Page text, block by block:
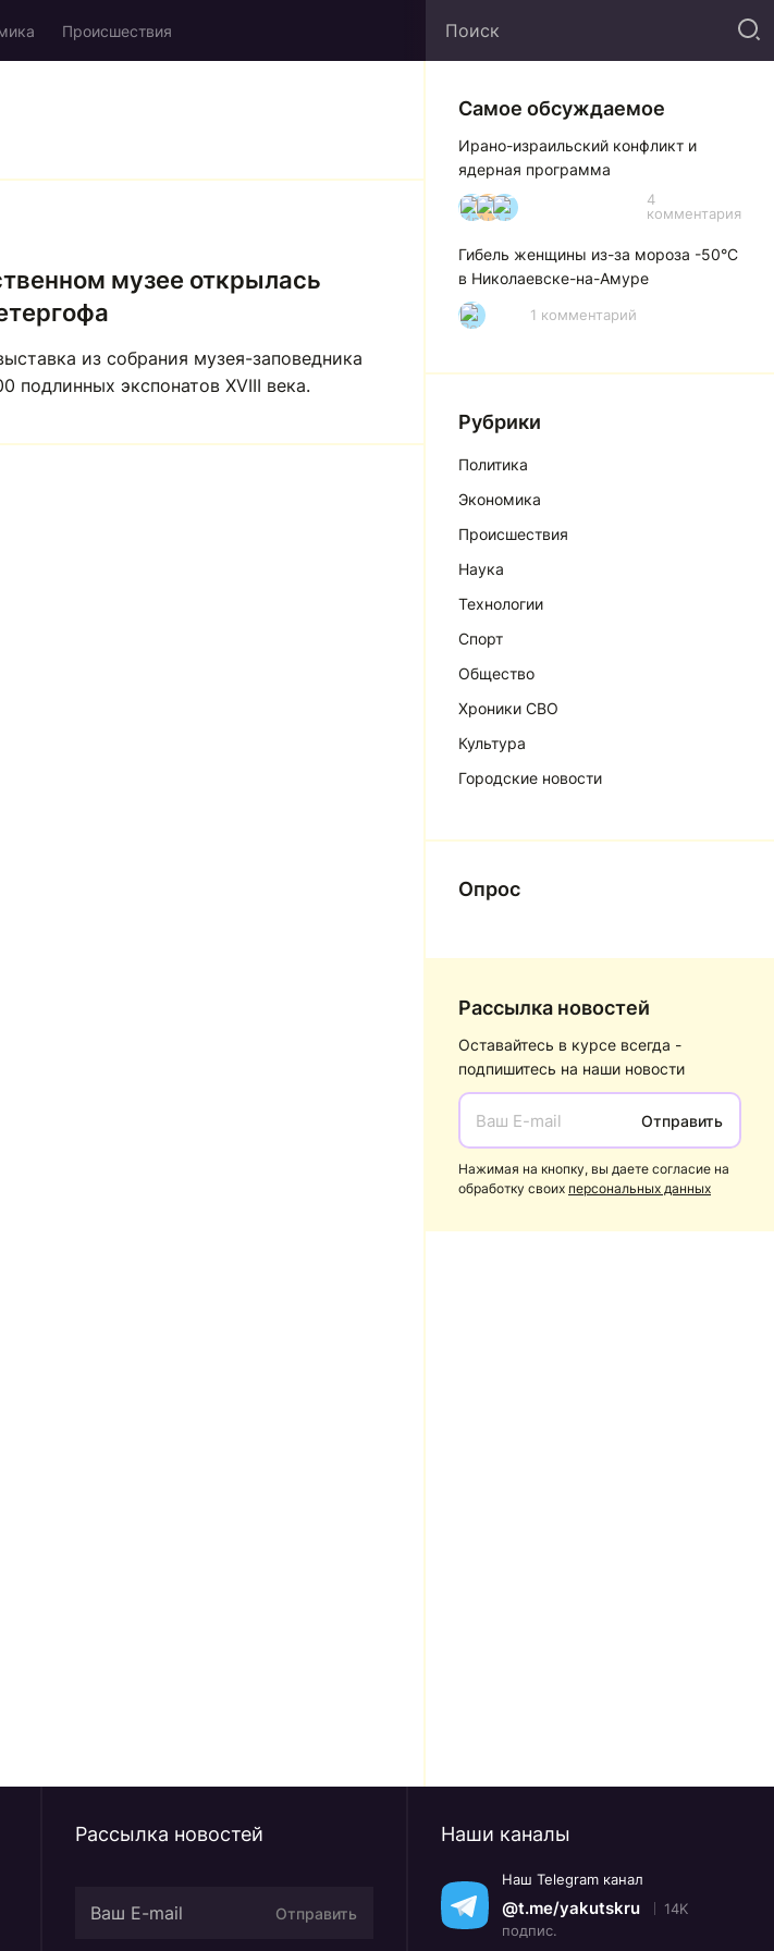
Происшествия
музее открылась
из собрания музея-заповедника
подлинных экспонатов XVIII века.
Самое обсуждаемое
Ирано-израильский конфликт и
ядерная программа
И А А
4
комментария
Гибель женщины из-за мороза -50°C
в Николаевске-на-Амуре
Р 1 комментарий
Рубрики
Политика
Экономика
Происшествия
Наука
Технологии
Спорт
Общество
Хроники СВО
Культура
Городские новости
Опрос
Рассылка новостей
Оставайтесь в курсе всегда -
подпишитесь на наши новости
Отправить
Нажимая на кнопку, вы даете согласие на
обработку своих персональных данных
Наши каналы
Наш Telegram канал
@t.me/yakutskru
14K
подпис.
Рассылка новостей
Отправить